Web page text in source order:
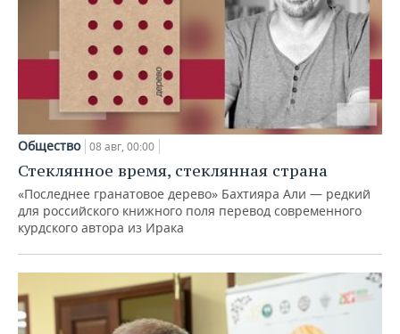
Общество 08 авг, 00:00
Стеклянное время, стеклянная страна
«Последнее гранатовое дерево» Бахтияра Али — редкий
для российского книжного поля перевод современного
курдского автора из Ирака